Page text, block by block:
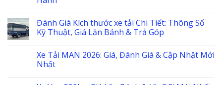
Đánh Giá Kích thước xe tải Chi Tiết: Thông Số
Kỹ Thuật, Giá Lăn Bánh & Trả Góp
Xe Tải MAN 2026: Giá, Đánh Giá & Cập Nhật Mới
Nhất